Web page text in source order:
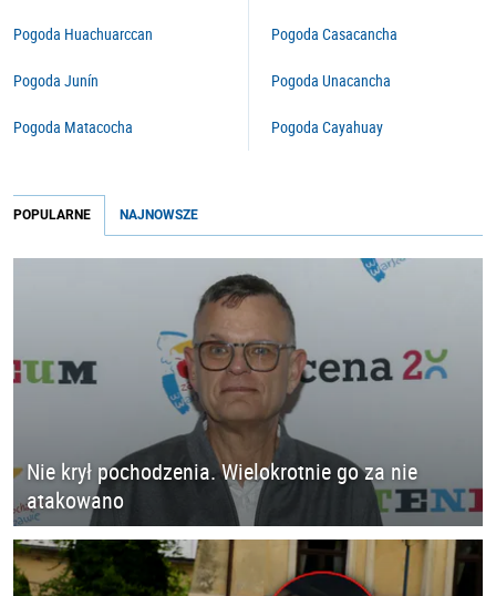
Pogoda Huachuarccan
Pogoda Junín
Pogoda Matacocha
Pogoda Casacancha
Pogoda Unacancha
Pogoda Cayahuay
POPULARNE NAJNOWSZE
Nie krył pochodzenia. Wielokrotnie go za nie
atakowano